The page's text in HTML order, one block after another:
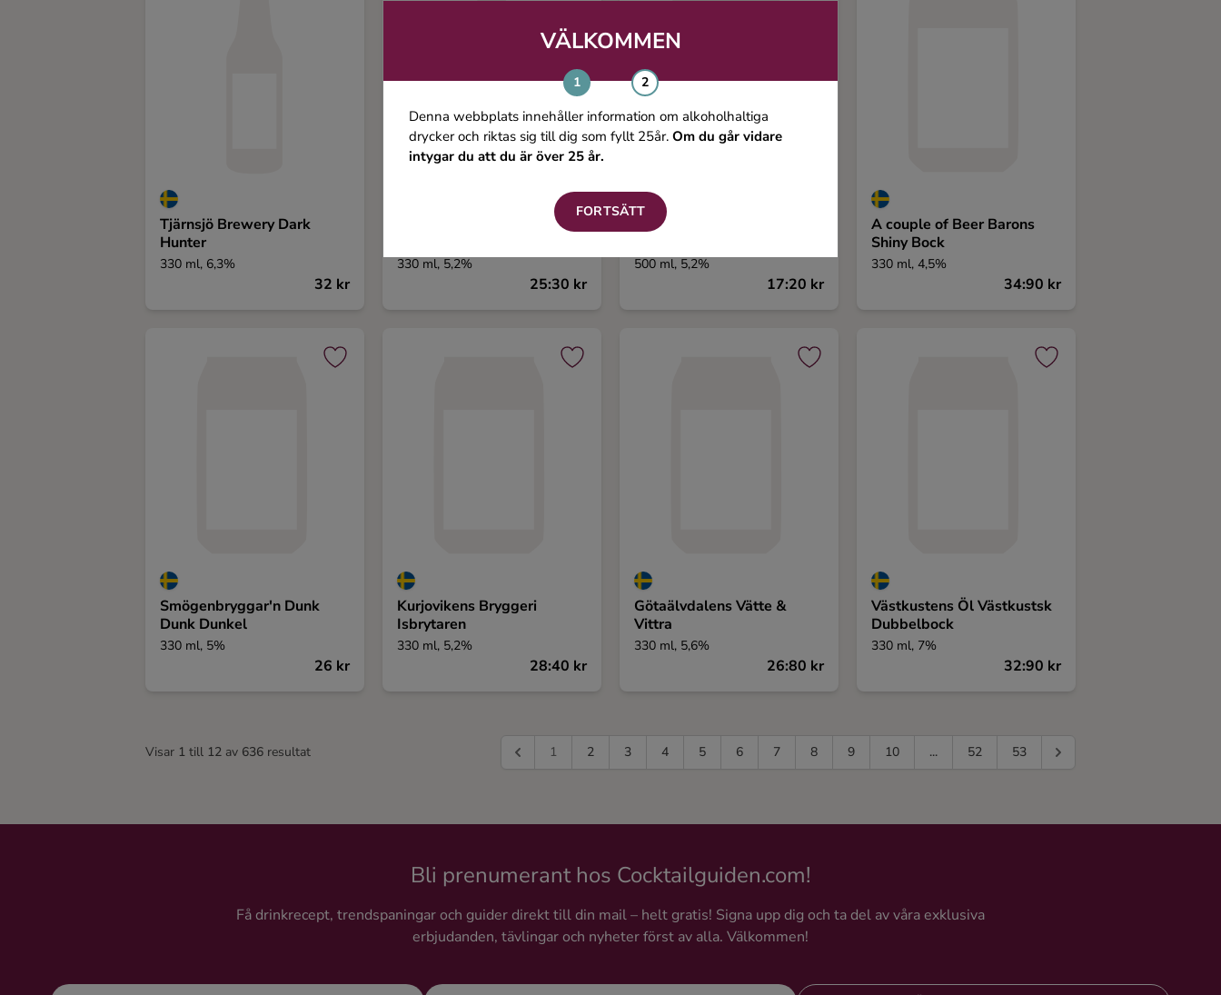
VÄLKOMMEN
Denna webbplats innehåller information om alkoholhaltiga
drycker och riktas sig till dig som fyllt 25år. Om du går vidare
intygar du att du är över 25 år.
FORTSÄTT
Tjärnsjö Brewery Dark
Hunter
330 ml, 6,3%
32 kr
330 ml, 5,2%
25:30 kr
Falcon Bayerskt
500 ml, 5,2%
17:20 kr
A couple of Beer Barons
Shiny Bock
330 ml, 4,5%
34:90 kr
Smögenbryggar'n Dunk
Dunk Dunkel
330 ml, 5%
26 kr
Kurjovikens Bryggeri
Isbrytaren
330 ml, 5,2%
28:40 kr
Götaälvdalens Vätte &
Vittra
330 ml, 5,6%
26:80 kr
Västkustens Öl Västkustsk
Dubbelbock
330 ml, 7%
32:90 kr
Visar 1 till 12 av 636 resultat 1 2 3 4 5 6 7 8 9 10 ... 52 53
Bli prenumerant hos Cocktailguiden.com!
Få drinkrecept, trendspaningar och guider direkt till din mail – helt gratis! Signa upp dig och ta del av våra exklusiva
erbjudanden, tävlingar och nyheter först av alla. Välkommen!